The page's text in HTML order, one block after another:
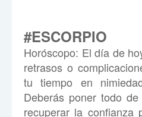
#ESCORPIO
Horóscopo: El día de
retrasos o
tu tiempo en
Deberás poner todo
recuperar la confianza